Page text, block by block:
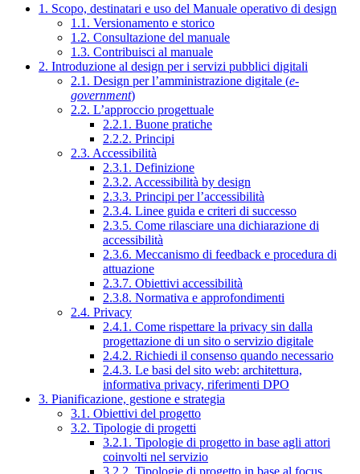
1. Scopo, destinatari e uso del Manuale operativo di design
1.1. Versionamento e storico
1.2. Consultazione del manuale
1.3. Contribuisci al manuale
2. Introduzione al design per i servizi pubblici digitali
2.1. Design per l’amministrazione digitale (e-
government)
2.2. L’approccio progettuale
2.2.1. Buone pratiche
2.2.2. Principi
2.3. Accessibilità
2.3.1. Definizione
2.3.2. Accessibilità by design
2.3.3. Principi per l’accessibilità
2.3.4. Linee guida e criteri di successo
2.3.5. Come rilasciare una dichiarazione di
accessibilità
2.3.6. Meccanismo di feedback e procedura di
attuazione
2.3.7. Obiettivi accessibilità
2.3.8. Normativa e approfondimenti
2.4. Privacy
2.4.1. Come rispettare la privacy sin dalla
progettazione di un sito o servizio digitale
2.4.2. Richiedi il consenso quando necessario
2.4.3. Le basi del sito web: architettura,
informativa privacy, riferimenti DPO
3. Pianificazione, gestione e strategia
3.1. Obiettivi del progetto
3.2. Tipologie di progetti
3.2.1. Tipologie di progetto in base agli attori
coinvolti nel servizio
3.2.2. Tipologie di progetto in base al focus